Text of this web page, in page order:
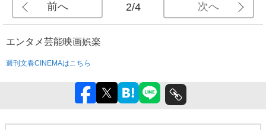
前へ 2/4 次へ
エンタメ芸能映画娯楽
週刊文春CINEMAはこちら